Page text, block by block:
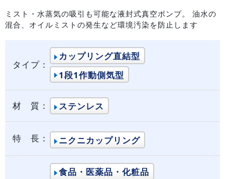
ミスト・水蒸気の吸引も可能な液封式真空ポンプ。 油水の
混合、オイルミストの発生など環境汚染を防止します
タイプ：
カップリング直結型
1段1作動側気型
材 質： ステンレス
特 長： ニクニカップリング
食品・医薬品・化粧品